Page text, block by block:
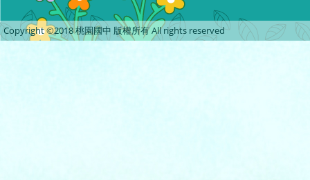
Copyright ©2018 桃園國中 版權所有 All rights reserved